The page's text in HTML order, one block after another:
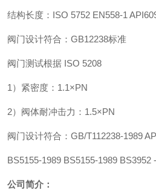
结构长度： ISO 5752 EN558-1
阀门设计符合： GB12238标准
阀门测试根据 ISO 5208
1 ）紧密度： 1.1×PN
2）阀体耐冲击力： 1.5×PN
阀门设计符合： GB/T112238-1989
BS5155-1989 BS5155-1989 BS3952
公司简介：